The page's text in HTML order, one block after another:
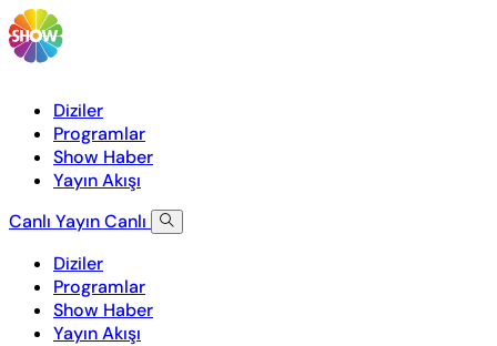
Diziler
Programlar
Show Haber
Yayın Akışı
Canlı YayınCanlı
Diziler
Programlar
Show Haber
Yayın Akışı